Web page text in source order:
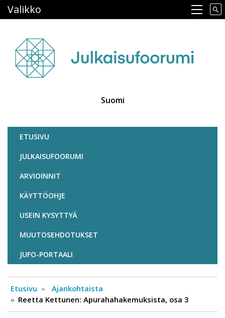
pääsisältöön
Main navigation
Valikko
Suomi
Julkaisufoorumi
ETUSIVU
JULKAISUFOORUMI
ARVIOINNIT
KÄYTTÖOHJE
USEIN KYSYTTYÄ
MUUTOSEHDOTUKSET
JUFO-PORTAALI
Etusivu
Ajankohtaista
Reetta Kettunen: Apurahahakemuksista, osa 3